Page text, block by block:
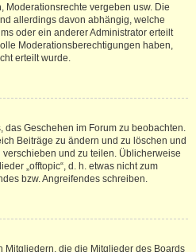
Moderationsrechte vergeben usw. Die
allerdings davon abhängig, welche
oder ein anderer Administrator erteilt
Moderationsberechtigungen haben,
erteilt wurde.
das Geschehen im Forum zu beobachten.
Beiträge zu ändern und zu löschen und
und zu teilen. Üblicherweise
„offtopic“, d. h. etwas nicht zum
bzw. Angreifendes schreiben.
Mitgliedern, die die Mitglieder des Boards